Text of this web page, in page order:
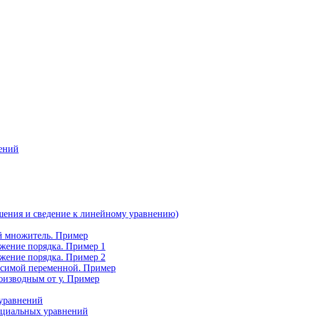
и сведение к линейному уравнению)
множитель. Пример
порядка. Пример 1
порядка. Пример 2
переменной. Пример
от у. Пример
уравнений